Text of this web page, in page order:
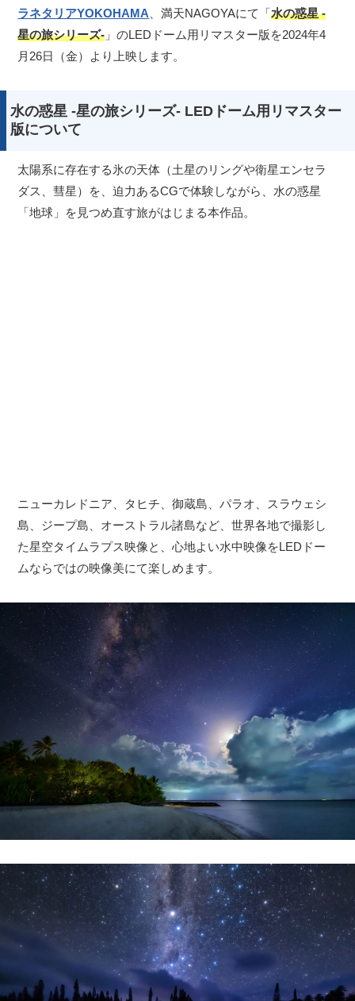
ラネタリアYOKOHAMA 、満天NAGOYAにて「水の惑星 -
星の旅シリーズ- 」のLEDドーム用リマスター版を2024年4
月26日（金）より上映します。
水の惑星 -星の旅シリーズ- LEDドーム用リマスター
版について
太陽系に存在する氷の天体（土星のリングや衛星エンセラ
ダス、彗星）を、迫力あるCGで体験しながら、水の惑星
「地球」を見つめ直す旅がはじまる本作品。
ニューカレドニア、タヒチ、御蔵島、パラオ、スラウェシ
島、ジープ島、オーストラル諸島など、世界各地で撮影し
た星空タイムラプス映像と、心地よい水中映像をLEDドー
ムならではの映像美にて楽しめます。